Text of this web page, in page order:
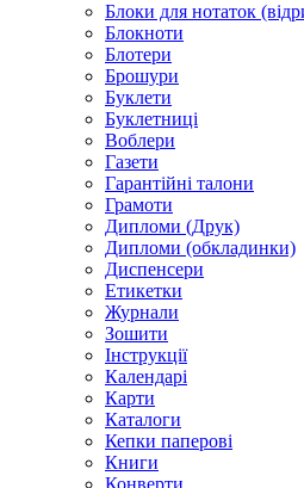
Блоки для нотаток
Блокноти
Блотери
Брошури
Буклети
Буклетниці
Воблери
Газети
Гарантійні талони
Грамоти
Дипломи (Друк)
Дипломи (обкладинки)
Диспенсери
Етикетки
Журнали
Зошити
Інструкції
Календарі
Карти
Каталоги
Кепки паперові
Книги
Конверти